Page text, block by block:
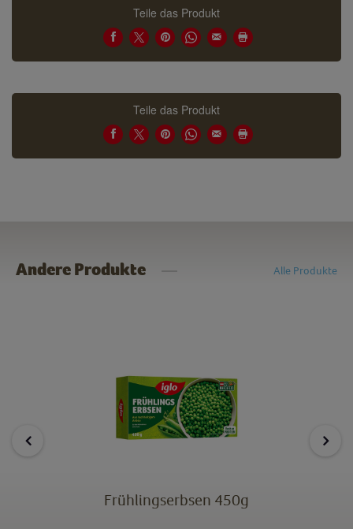
Teile das Produkt
Teile das Produkt
Andere Produkte Alle Produkte
Frühlingserbsen 450g